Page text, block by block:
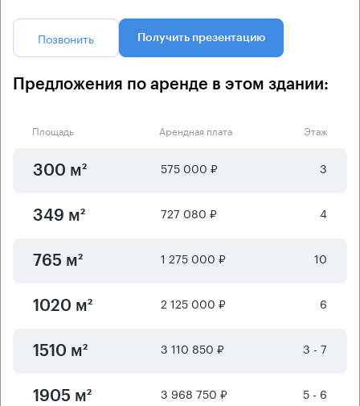
Позвонить Получить презентацию
Предложения по аренде в этом здании:
Площадь Арендная плата Этаж
300 м² 575 000 ₽ 3
349 м² 727 080 ₽ 4
765 м² 1 275 000 ₽ 10
1020 м² 2 125 000 ₽ 6
1510 м² 3 110 850 ₽ 3 - 7
1905 м² 3 968 750 ₽ 5 - 6